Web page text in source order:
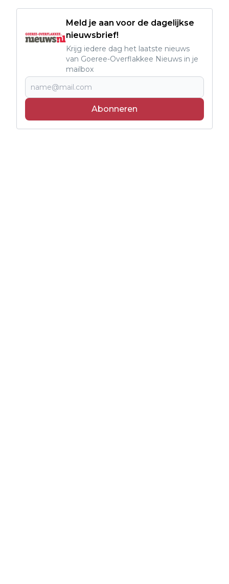
Meld je aan voor de dagelijkse
nieuwsbrief!
Krijg iedere dag het laatste nieuws
van Goeree-Overflakkee Nieuws in je
mailbox
Abonneren